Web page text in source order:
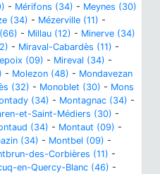
- Mérifons (34) - Meynes (30)
(34) - Mézerville (11) -
- Millau (12) - Minerve (34)
- Miraval-Cabardès (11) -
(09) - Mireval (34) -
- Molezon (48) - Mondavezan
(32) - Monoblet (30) - Mons
(34) - Montagnac (34) -
et-Saint-Médiers (30) -
(34) - Montaut (09) -
(34) - Montbel (09) -
des-Corbières (11) -
en-Quercy-Blanc (46) -